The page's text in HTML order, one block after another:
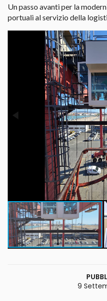
Un passo avanti per la
portuali al servizio della
9